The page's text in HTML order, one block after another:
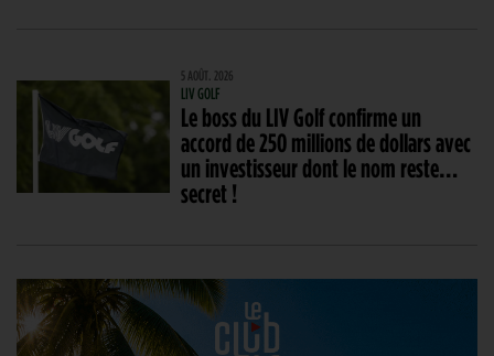
5 AOÛT. 2026
LIV GOLF
Le boss du LIV Golf confirme un
accord de 250 millions de dollars avec
un investisseur dont le nom reste…
secret !